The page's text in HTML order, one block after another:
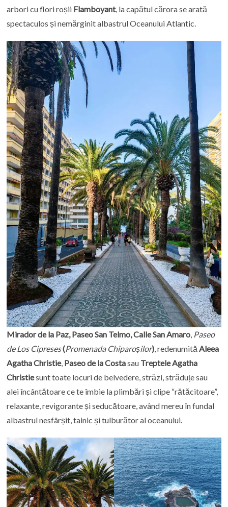
arbori cu flori roșii Flamboyant, la capătul cărora se arată
spectaculos și nemărginit albastrul Oceanului Atlantic.
Mirador de la Paz, Paseo San Telmo, Calle San Amaro, Paseo
de Los Cipreses(Promenada Chiparoșilor), redenumită Aleea
Agatha Christie, Paseo de la Costasau Treptele Agatha
Christiesunt toate locuri de belvedere, străzi, străduțe sau
alei încântătoare ce te îmbie la plimbări și clipe “rătăcitoare”,
relaxante, revigorante și seducătoare, având mereu în fundal
albastrul nesfârșit, tainic și tulburător al oceanului.